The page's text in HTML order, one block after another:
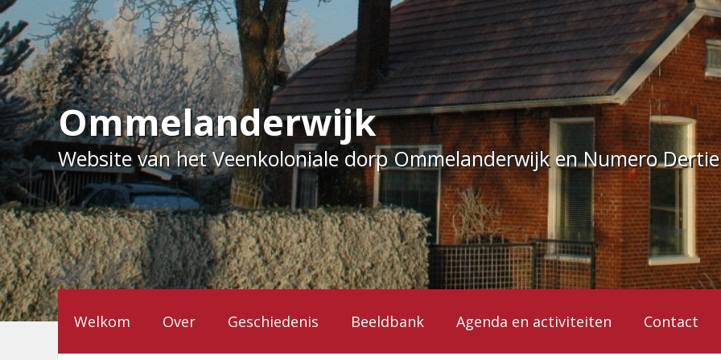
Ga
naar
de
inhoud
Ommelanderwijk
Website van het Veenkoloniale dorp Ommelanderwijk en Numero
Welkom Over Geschiedenis Beeldbank Agenda en activiteiten Contact